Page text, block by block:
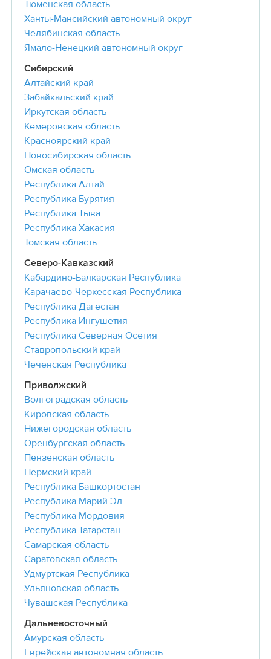
Тюменская область
Ханты-Мансийский автономный округ
Челябинская область
Ямало-Ненецкий автономный округ
Сибирский
Алтайский край
Забайкальский край
Иркутская область
Кемеровская область
Красноярский край
Новосибирская область
Омская область
Республика Алтай
Республика Бурятия
Республика Тыва
Республика Хакасия
Томская область
Северо-Кавказский
Кабардино-Балкарская Республика
Карачаево-Черкесская Республика
Республика Дагестан
Республика Ингушетия
Республика Северная Осетия
Ставропольский край
Чеченская Республика
Приволжский
Волгоградская область
Кировская область
Нижегородская область
Оренбургская область
Пензенская область
Пермский край
Республика Башкортостан
Республика Марий Эл
Республика Мордовия
Республика Татарстан
Самарская область
Саратовская область
Удмуртская Республика
Ульяновская область
Чувашская Республика
Дальневосточный
Амурская область
Еврейская автономная область